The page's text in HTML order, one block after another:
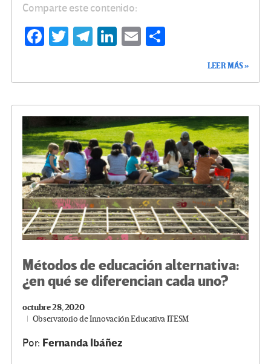
Comparte este contenido:
Fa
o
k
T
Te
m
Li
n
E
ar
tir
LEER MÁS »
Métodos de educación alternativa:
¿en qué se diferencian cada uno?
octubre 28, 2020
Observatorio de Innovación Educativa ITESM
Por: Fernanda Ibáñez